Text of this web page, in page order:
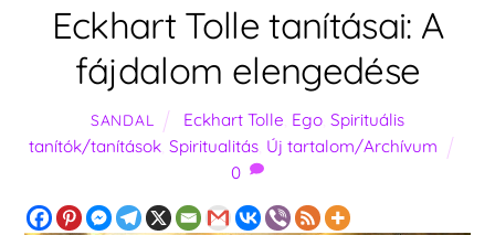
Eckhart Tolle tanításai: A
fájdalom elengedése
SANDAL Eckhart Tolle Ego, Spirituális
tanítók/tanítások, Spiritualitás, Új tartalom/Archívum
0